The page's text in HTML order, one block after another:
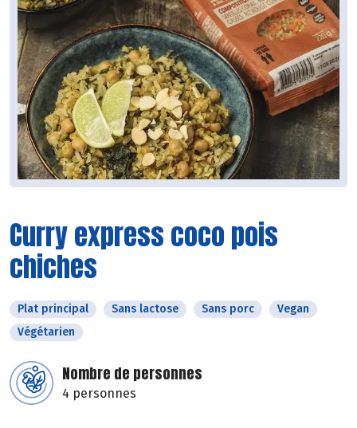
Curry express coco pois
chiches
Plat principal Sans lactose Sans porc
Vegan
Végétarien
Nombre de personnes
4 personnes